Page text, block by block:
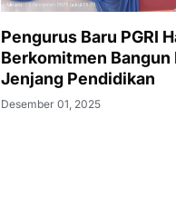
Pengurus Baru PGRI
Berkomitmen
Jenjang Pendidikan
Desember 01, 2025